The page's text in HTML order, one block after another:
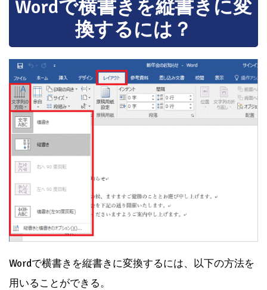
Wordで横書きを縦書きに変
換するには？
Wordで横書きを縦書きに変換するには、以下の方法を
用いることができる。